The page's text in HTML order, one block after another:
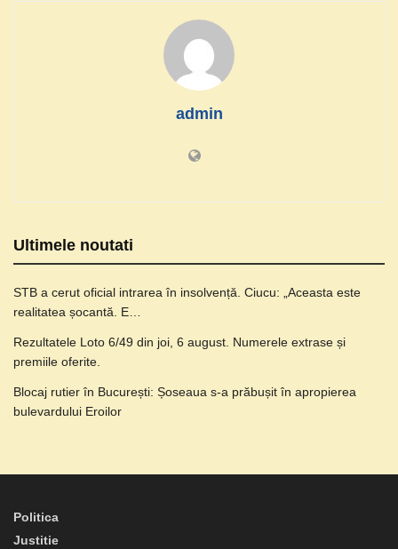
admin
Ultimele noutati
STB a cerut oficial intrarea în insolvență. Ciucu: „Aceasta este
realitatea șocantă. E…
Rezultatele Loto 6/49 din joi, 6 august. Numerele extrase și
premiile oferite.
Blocaj rutier în București: Șoseaua s-a prăbușit în apropierea
bulevardului Eroilor
Politica
Justitie